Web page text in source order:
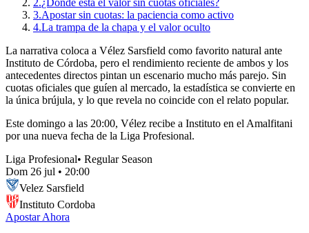
3.Apostar sin cuotas: la paciencia como activo
4.La trampa de la chapa y el valor oculto
La narrativa coloca a Vélez Sarsfield como favorito natural ante
Instituto de Córdoba, pero el rendimiento reciente de ambos y los
antecedentes directos pintan un escenario mucho más parejo. Sin
cuotas oficiales que guíen al mercado, la estadística se convierte en
la única brújula, y lo que revela no coincide con el relato popular.
Este domingo a las 20:00, Vélez recibe a Instituto en el Amalfitani
por una nueva fecha de la Liga Profesional.
Liga Profesional• Regular Season
Dom 26 jul • 20:00
Velez Sarsfield
Instituto Cordoba
Apostar Ahora